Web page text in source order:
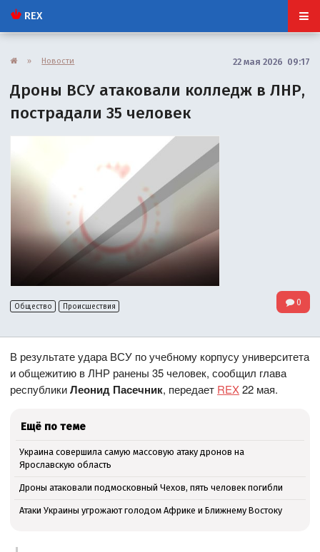
REX
» Новости 22 мая 2026 09:17
Дроны ВСУ атаковали колледж в ЛНР,
пострадали 35 человек
Общество Происшествия 0
В результате удара ВСУ по учебному корпусу университета
и общежитию в ЛНР ранены 35 человек, сообщил глава
республикиЛеонид Пасечник, передает REX22 мая.
Ещё по теме
Украина совершила самую массовую атаку дронов на
Ярославскую область
Дроны атаковали подмосковный Чехов, пять человек погибли
Атаки Украины угрожают голодом Африке и Ближнему Востоку